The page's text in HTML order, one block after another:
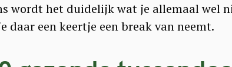
wordt het duidelijk wat je allemaal wel
daar een keertje een break van neemt.